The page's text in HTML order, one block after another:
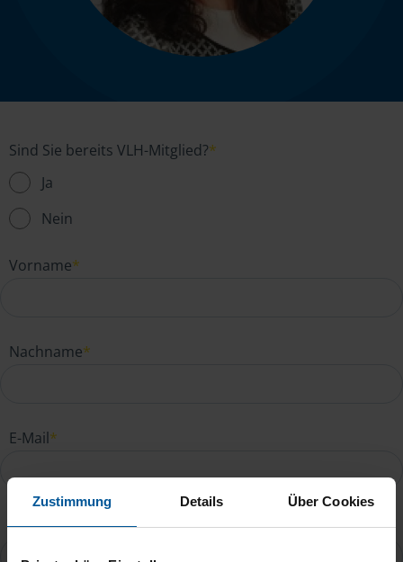
Zustimmung Details Über Cookies
Sind Sie bereits VLH-Mitglied?*
Ja
Nein
Vorname*
Nachname*
E-Mail*
Telefonnummer